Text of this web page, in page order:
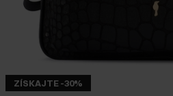
ZÍSKAJTE -30%